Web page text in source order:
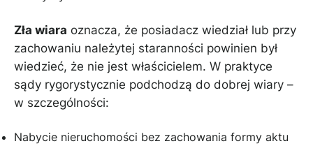
Zła wiara oznacza, że posiadacz wiedział lub przy
zachowaniu należytej staranności powinien był
wiedzieć, że nie jest właścicielem. W praktyce
sądy rygorystycznie podchodzą do dobrej wiary –
w szczególności:
Nabycie nieruchomości bez zachowania formy aktu